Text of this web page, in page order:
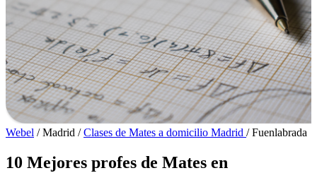
Webel / Madrid / Clases de Mates a domicilio Madrid / Fuenlabrada
10 Mejores profes de Mates en